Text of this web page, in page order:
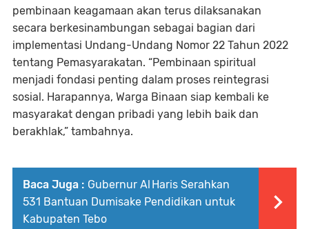
pembinaan keagamaan akan terus dilaksanakan
secara berkesinambungan sebagai bagian dari
implementasi Undang-Undang Nomor 22 Tahun 2022
tentang Pemasyarakatan. “Pembinaan spiritual
menjadi fondasi penting dalam proses reintegrasi
sosial. Harapannya, Warga Binaan siap kembali ke
masyarakat dengan pribadi yang lebih baik dan
berakhlak,” tambahnya.
Baca Juga : Gubernur Al Haris Serahkan
531 Bantuan Dumisake Pendidikan untuk
Kabupaten Tebo